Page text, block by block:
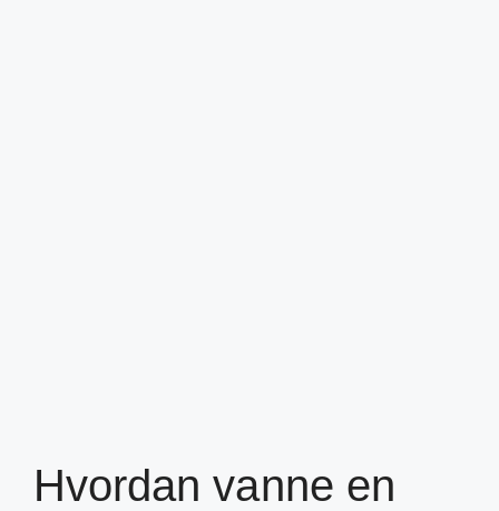
Hvordan vanne en